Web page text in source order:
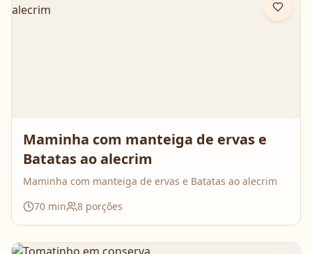
Maminha com manteiga de ervas e
Batatas ao alecrim
Maminha com manteiga de ervas e Batatas ao alecrim
70 min 8 porções